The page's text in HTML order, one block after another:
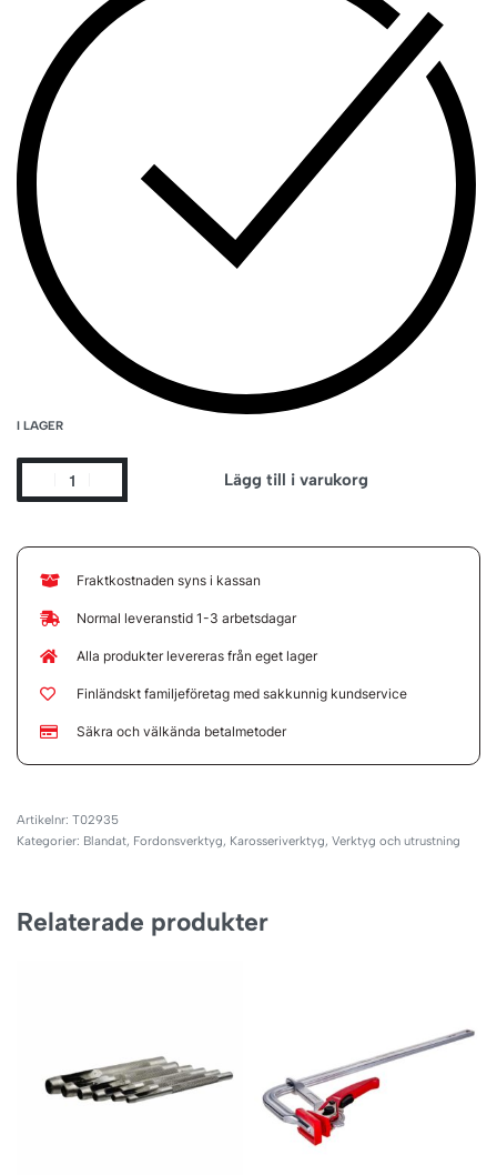
I LAGER
Lägg till i varukorg
Fraktkostnaden syns i kassan
Normal leveranstid 1-3 arbetsdagar
Alla produkter levereras från eget lager
Finländskt familjeföretag med sakkunnig kundservice
Säkra och välkända betalmetoder
T02935
Kategorier: Blandat, Fordonsverktyg, Karosseriverktyg, Verktyg och utrustning
Relaterade produkter